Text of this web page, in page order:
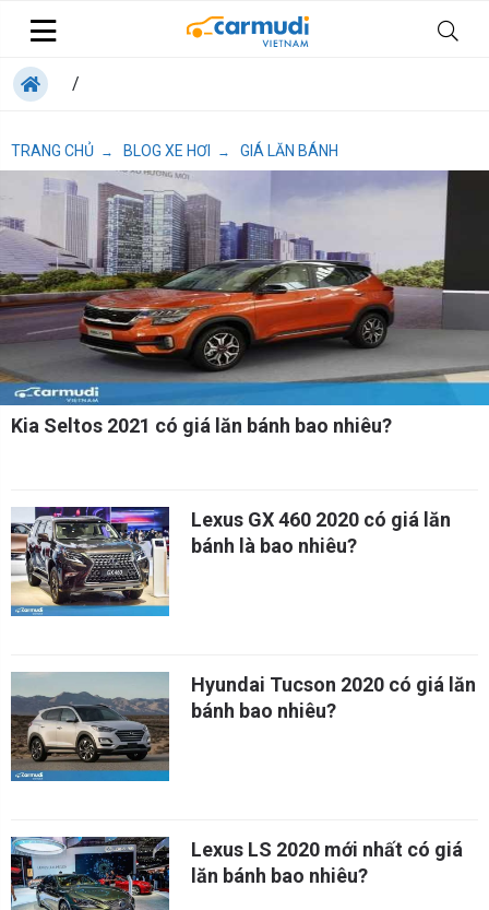
/
TRANG CHỦ → BLOG XE HƠI → GIÁ LĂN BÁNH
Kia Seltos 2021 có giá lăn bánh bao nhiêu?
Lexus GX 460 2020 có giá lăn
bánh là bao nhiêu?
Hyundai Tucson 2020 có giá lăn
bánh bao nhiêu?
Lexus LS 2020 mới nhất có giá
lăn bánh bao nhiêu?